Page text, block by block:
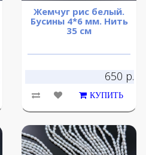
Жемчуг рис белый.
Бусины 4*6 мм. Нить
35 см
650 р.
КУПИТЬ